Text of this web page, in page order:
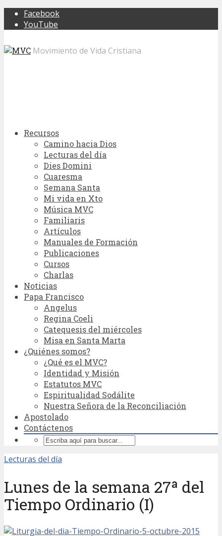
Facebook
YouTube
Movimiento de Vida Cristiana
Recursos
Camino hacia Dios
Lecturas del día
Dies Domini
Cuaresma
Semana Santa
Mi vida en Xto
Música MVC
Familiaris
Artículos
Manuales de Formación
Publicaciones
Cursos
Charlas
Noticias
Papa Francisco
Angelus
Regina Coeli
Catequesis del miércoles
Misa en Santa Marta
¿Quiénes somos?
¿Qué es el MVC?
Identidad y Misión
Estatutos MVC
Espiritualidad Sodálite
Nuestra Señora de la Reconciliación
Apostolado
Contáctenos
Lecturas del día
Lunes de la semana 27ª del
Tiempo Ordinario (I)